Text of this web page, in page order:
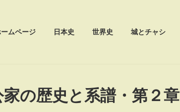
ムページ 日本史 世界史 城とチャシ
家の歴史と系譜・第２章